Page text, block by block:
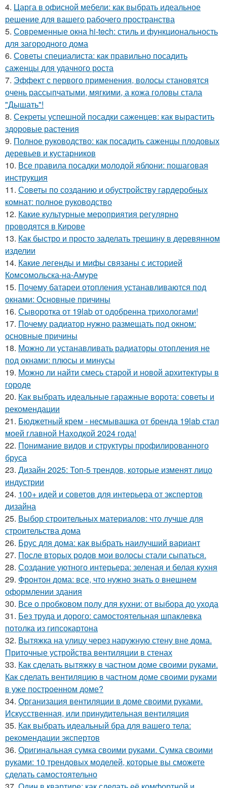
4. Царга в офисной мебели: как выбрать идеальное
решение для вашего рабочего пространства
5. Современные окна hi-tech: стиль и функциональность
для загородного дома
6. Советы специалиста: как правильно посадить
саженцы для удачного роста
7. Эффект с первого применения, волосы становятся
очень рассыпчатыми, мягкими, а кожа головы стала
"Дышать"!
8. Секреты успешной посадки саженцев: как вырастить
здоровые растения
9. Полное руководство: как посадить саженцы плодовых
деревьев и кустарников
10. Все правила посадки молодой яблони: пошаговая
инструкция
11. Советы по созданию и обустройству гардеробных
комнат: полное руководство
12. Какие культурные мероприятия регулярно
проводятся в Кирове
13. Как быстро и просто заделать трещину в деревянном
изделии
14. Какие легенды и мифы связаны с историей
Комсомольска-на-Амуре
15. Почему батареи отопления устанавливаются под
окнами: Основные причины
16. Сыворотка от 19lab от одобренна трихологами!
17. Почему радиатор нужно размещать под окном:
основные причины
18. Можно ли устанавливать радиаторы отопления не
под окнами: плюсы и минусы
19. Можно ли найти смесь старой и новой архитектуры в
городе
20. Как выбрать идеальные гаражные ворота: советы и
рекомендации
21. Бюджетный крем - несмывашка от бренда 19lab стал
моей главной Находкой 2024 года!
22. Понимание видов и структуры профилированного
бруса
23. Дизайн 2025: Топ-5 трендов, которые изменят лицо
индустрии
24. 100+ идей и советов для интерьера от экспертов
дизайна
25. Выбор строительных материалов: что лучше для
строительства дома
26. Брус для дома: как выбрать наилучший вариант
27. После вторых родов мои волосы стали сыпаться.
28. Создание уютного интерьера: зеленая и белая кухня
29. Фронтон дома: все, что нужно знать о внешнем
оформлении здания
30. Все о пробковом полу для кухни: от выбора до ухода
31. Без труда и дорого: самостоятельная шпаклевка
потолка из гипсокартона
32. Вытяжка на улицу через наружную стену вне дома.
Приточные устройства вентиляции в стенах
33. Как сделать вытяжку в частном доме своими руками.
Как сделать вентиляцию в частном доме своими руками
в уже построенном доме?
34. Организация вентиляции в доме своими руками.
Искусственная, или принудительная вентиляция
35. Как выбрать идеальный бра для вашего тела:
рекомендации экспертов
36. Оригинальная сумка своими руками. Сумка своими
руками: 10 трендовых моделей, которые вы сможете
сделать самостоятельно